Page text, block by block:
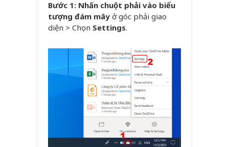
Bước 1: Nhấn chuột phải vào biểu
tượng đám mây ở góc phải giao
diện > Chọn Settings.